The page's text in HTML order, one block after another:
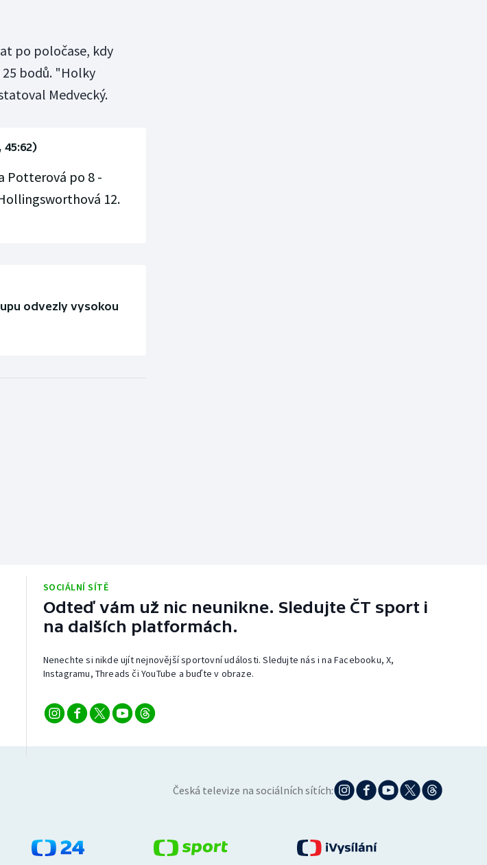
po poločase, kdy
bodů. "Holky
Medvecký.
45:62)
Potterová po 8 -
12.
odvezly vysokou
SOCIÁLNÍ SÍTĚ
Odteď vám už nic neunikne. Sledujte ČT sport i
na dalších platformách.
Nenechte si nikde ujít nejnovější sportovní události. Sledujte nás i na Facebooku, X,
Instagramu, Threads či YouTube a buďte v obraze.
Česká televize na sociálních sítích: